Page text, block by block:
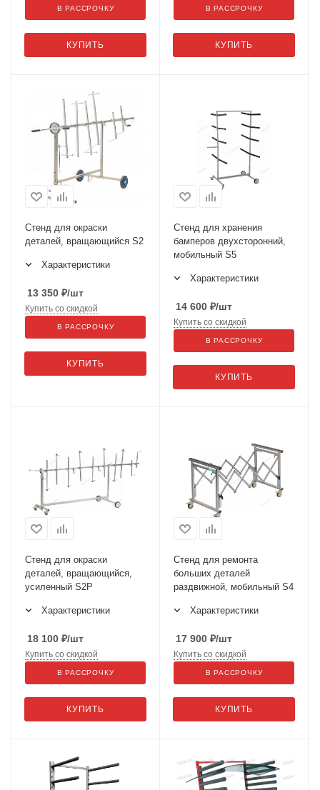
КУПИТЬ
В РАССРОЧКУ
КУПИТЬ
В РАССРОЧКУ
Стенд для окраски
деталей, вращающийся S2
Характеристики
13 350 ₽/шт
КУПИТЬ
Купить со скидкой
В РАССРОЧКУ
Стенд для хранения
бамперов двухсторонний,
мобильный S5
Характеристики
14 600 ₽/шт
КУПИТЬ
Купить со скидкой
В РАССРОЧКУ
Стенд для окраски
деталей, вращающийся,
усиленный S2P
Характеристики
18 100 ₽/шт
КУПИТЬ
Купить со скидкой
В РАССРОЧКУ
Стенд для ремонта
больших деталей
раздвижной, мобильный S4
Характеристики
17 900 ₽/шт
КУПИТЬ
Купить со скидкой
В РАССРОЧКУ